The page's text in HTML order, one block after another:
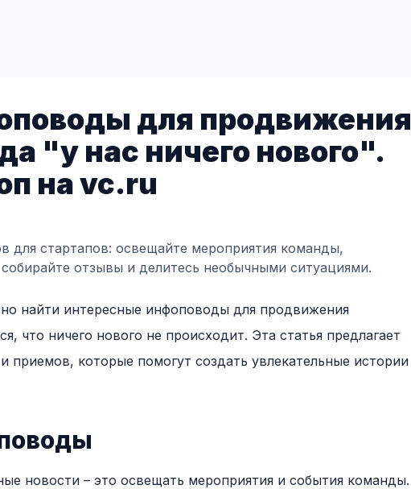
для продвижения
"у нас ничего нового".
на vc.ru
стартапов: освещайте мероприятия команды,
отзывы и делитесь необычными ситуациями.
найти интересные инфоповоды для продвижения
что ничего нового не происходит. Эта статья предлагает
приемов, которые помогут создать увлекательные истории
новости – это освещать мероприятия и события команды.